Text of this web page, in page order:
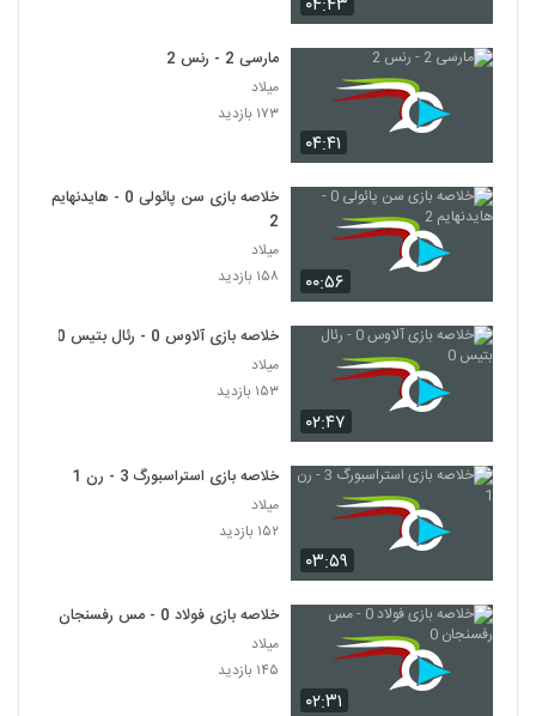
۰۴:۴۱
مارسی 2 - رنس 2
میلاد
۱۷۳ بازدید
۰۰:۵۶
خلاصه بازی سن پائولی 0 - هایدنهایم
2
میلاد
۱۵۸ بازدید
۰۲:۴۷
خلاصه بازی آلاوس 0 - رئال بتیس 0
میلاد
۱۵۳ بازدید
۰۳:۵۹
خلاصه بازی استراسبورگ 3 - رن 1
میلاد
۱۵۲ بازدید
۰۲:۳۱
خلاصه بازی فولاد 0 - مس رفسنجان 0
میلاد
۱۴۵ بازدید